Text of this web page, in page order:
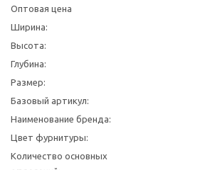
Оптовая цена
Ширина:
Высота:
Глубина:
Размер:
Базовый артикул:
Наименование бренда:
Цвет фурнитуры:
Количество основных